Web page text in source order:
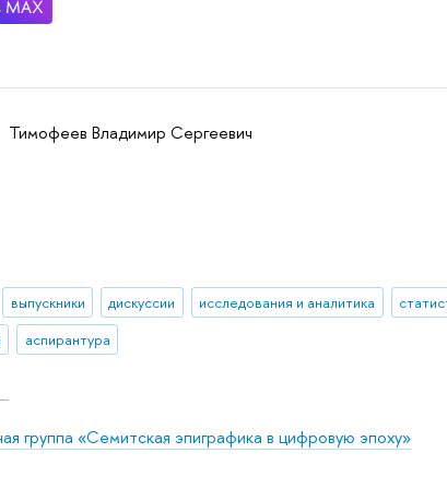
Тимофеев Владимир Сергеевич
выпускники дискуссии исследования и аналитика
аспирантура
группа «Семитская эпиграфика в цифровую эпоху»